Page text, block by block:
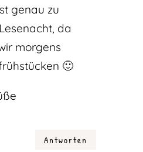
genau zu
da
morgens
🙂
Antworten